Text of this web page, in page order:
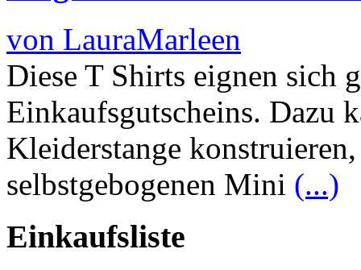
von LauraMarleen
Diese T Shirts eignen sich
Einkaufsgutscheins. Dazu
Kleiderstange
selbstgebogenen Mini (...)
Einkaufsliste